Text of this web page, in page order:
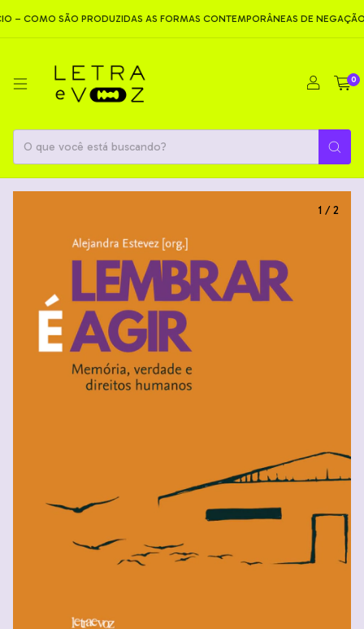
SÃO PRODUZIDAS AS FORMAS CONTEMPORÂNEAS DE NEGAÇÃO
0
1 /2